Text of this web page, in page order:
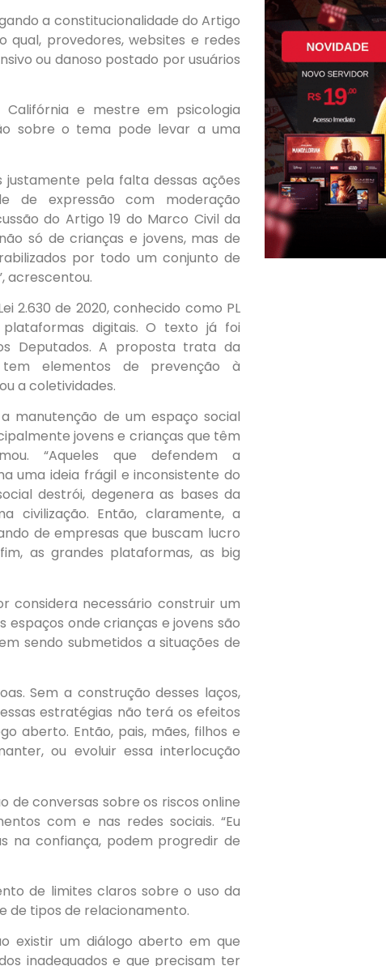
a constitucionalidade do Artigo
qual, provedores, websites e redes
ou danoso postado por usuários
Califórnia e mestre em psicologia
sobre o tema pode levar a uma
justamente pela falta dessas ações
de expressão com moderação
do Artigo 19 do Marco Civil da
só de crianças e jovens, mas de
por todo um conjunto de
acrescentou.
2.630 de 2020, conhecido como PL
digitais. O texto já foi
Deputados. A proposta trata da
elementos de prevenção à
a coletividades.
manutenção de um espaço social
jovens e crianças que têm
“Aqueles que defendem a
uma ideia frágil e inconsistente do
destrói, degenera as bases da
civilização. Então, claramente, a
de empresas que buscam lucro
as grandes plataformas, as big
considera necessário construir um
onde crianças e jovens são
sendo submetidos a situações de
Sem a construção desses laços,
estratégias não terá os efeitos
aberto. Então, pais, mães, filhos e
ou evoluir essa interlocução
de conversas sobre os riscos online
com e nas redes sociais. “Eu
na confiança, podem progredir de
de limites claros sobre o uso da
de tipos de relacionamento.
existir um diálogo aberto em que
inadequados e que precisam ter